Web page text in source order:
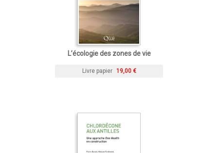
L’écologie des zones de vie
Livre papier 19,00 €